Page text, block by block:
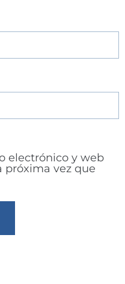
electrónico y web
próxima vez que